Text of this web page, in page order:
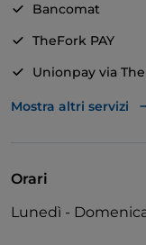
Bancomat
TheFork PAY
Unionpay via
Visa
Mostra altri servizi
Orari
Lunedì -